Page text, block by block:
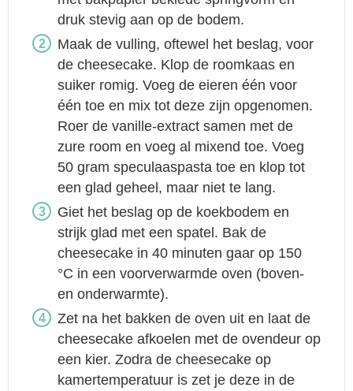
druk stevig aan op de bodem.
Maak de vulling, oftewel het beslag, voor
de cheesecake. Klop de roomkaas en
suiker romig. Voeg de eieren één voor
één toe en mix tot deze zijn opgenomen.
Roer de vanille-extract samen met de
zure room en voeg al mixend toe. Voeg
50 gram speculaaspasta toe en klop tot
een glad geheel, maar niet te lang.
Giet het beslag op de koekbodem en
strijk glad met een spatel. Bak de
cheesecake in 40 minuten gaar op 150
°C in een voorverwarmde oven (boven-
en onderwarmte).
Zet na het bakken de oven uit en laat de
cheesecake afkoelen met de ovendeur op
een kier. Zodra de cheesecake op
kamertemperatuur is zet je deze in de